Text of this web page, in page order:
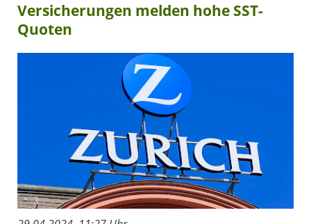
Versicherungen melden hohe SST-
Quoten